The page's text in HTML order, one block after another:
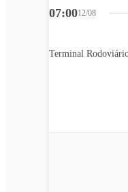
07:0012/08
Terminal